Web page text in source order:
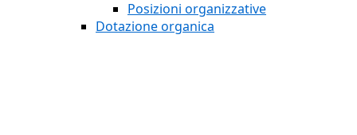
Posizioni organizzative
Dotazione organica